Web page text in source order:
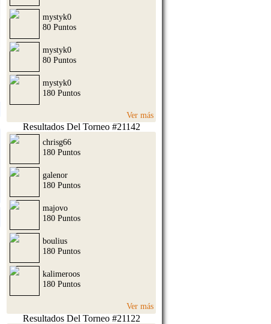
mystyk0
80 Puntos
mystyk0
80 Puntos
mystyk0
180 Puntos
Ver más
Resultados Del Torneo #21142
chrisg66
180 Puntos
galenor
180 Puntos
majovo
180 Puntos
boulius
180 Puntos
kalimeroos
180 Puntos
Ver más
Resultados Del Torneo #21122